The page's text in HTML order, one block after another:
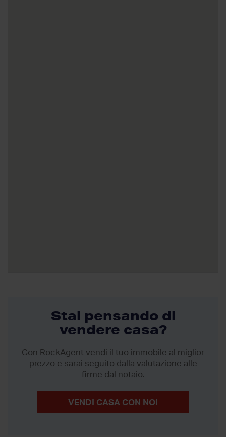
Stai pensando di
vendere casa?
Con RockAgent vendi il tuo immobile al miglior
prezzo e sarai seguito dalla valutazione alle
firme dal notaio.
VENDI CASA CON NOI